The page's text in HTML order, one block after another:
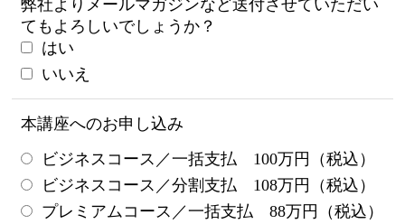
弊社よりメールマガジンなど送付させていただい
てもよろしいでしょうか？
はい
いいえ
本講座へのお申し込み
ビジネスコース／一括支払 100万円（税込）
ビジネスコース／分割支払 108万円（税込）
プレミアムコース／一括支払 88万円（税込）